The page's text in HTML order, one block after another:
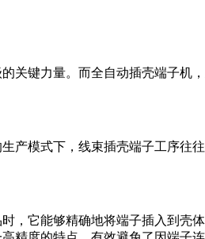
键力量。而全自动插壳端子机
产模式下，线束插壳端子工序往
，它能够精确地将端子插入到壳